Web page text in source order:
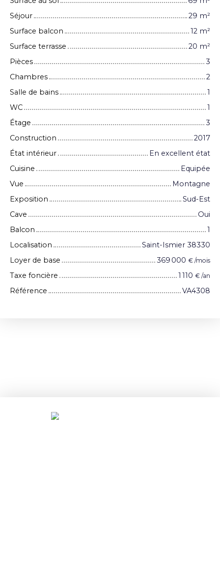
Séjour
29 m²
Surface balcon
12 m²
Surface terrasse
20 m²
Pièces
3
Chambres
2
Salle de bains
1
WC
1
Étage
3
Construction
2017
État intérieur
En excellent état
Cuisine
Equipée
Vue
Montagne
Exposition
Sud-Est
Cave
Oui
Balcon
1
Localisation
Saint-Ismier 38330
Loyer de base
369 000 € /mois
Taxe foncière 1 110 € /an
Référence VA4308